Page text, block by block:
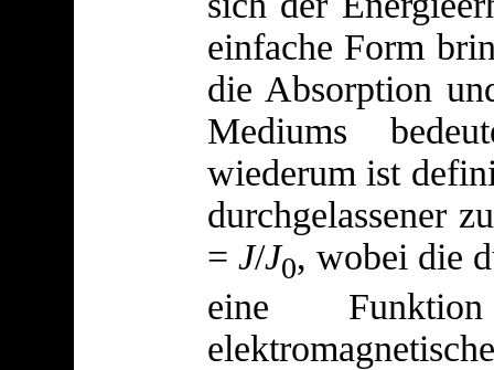
einfache Form
die Absorption
Mediums
wiederum ist
durchgelassener
= J/J0, wobei die
eine